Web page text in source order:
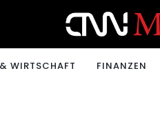
WIRTSCHAFT FINANZEN